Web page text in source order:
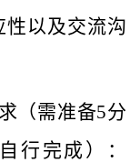
以及交流沟
（需准备5分
行完成）：